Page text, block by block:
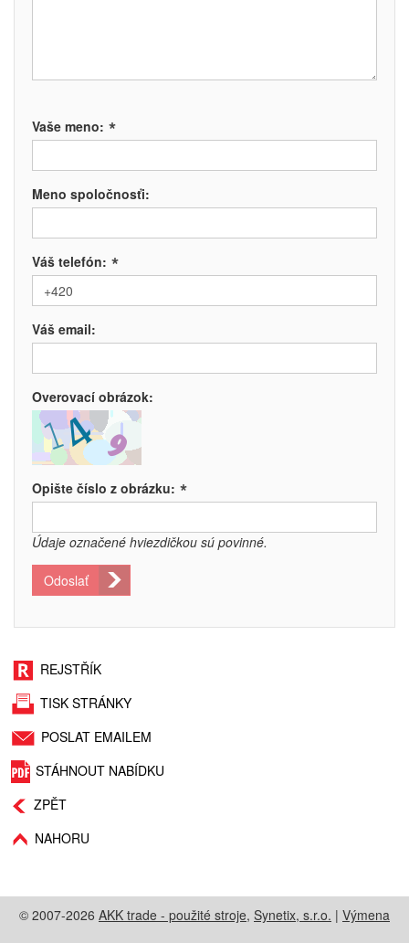
Vaše meno: *
Meno spoločnosťi:
Váš telefón: *
Váš email:
Overovací obrázok:
Opište číslo z obrázku: *
Údaje označené hviezdičkou sú povinné.
Odoslať
REJSTŘÍK
TISK STRÁNKY
POSLAT EMAILEM
STÁHNOUT NABÍDKU
ZPĚT
NAHORU
© 2007-2026 AKK trade - použité stroje, Synetix, s.r.o. | Výmena